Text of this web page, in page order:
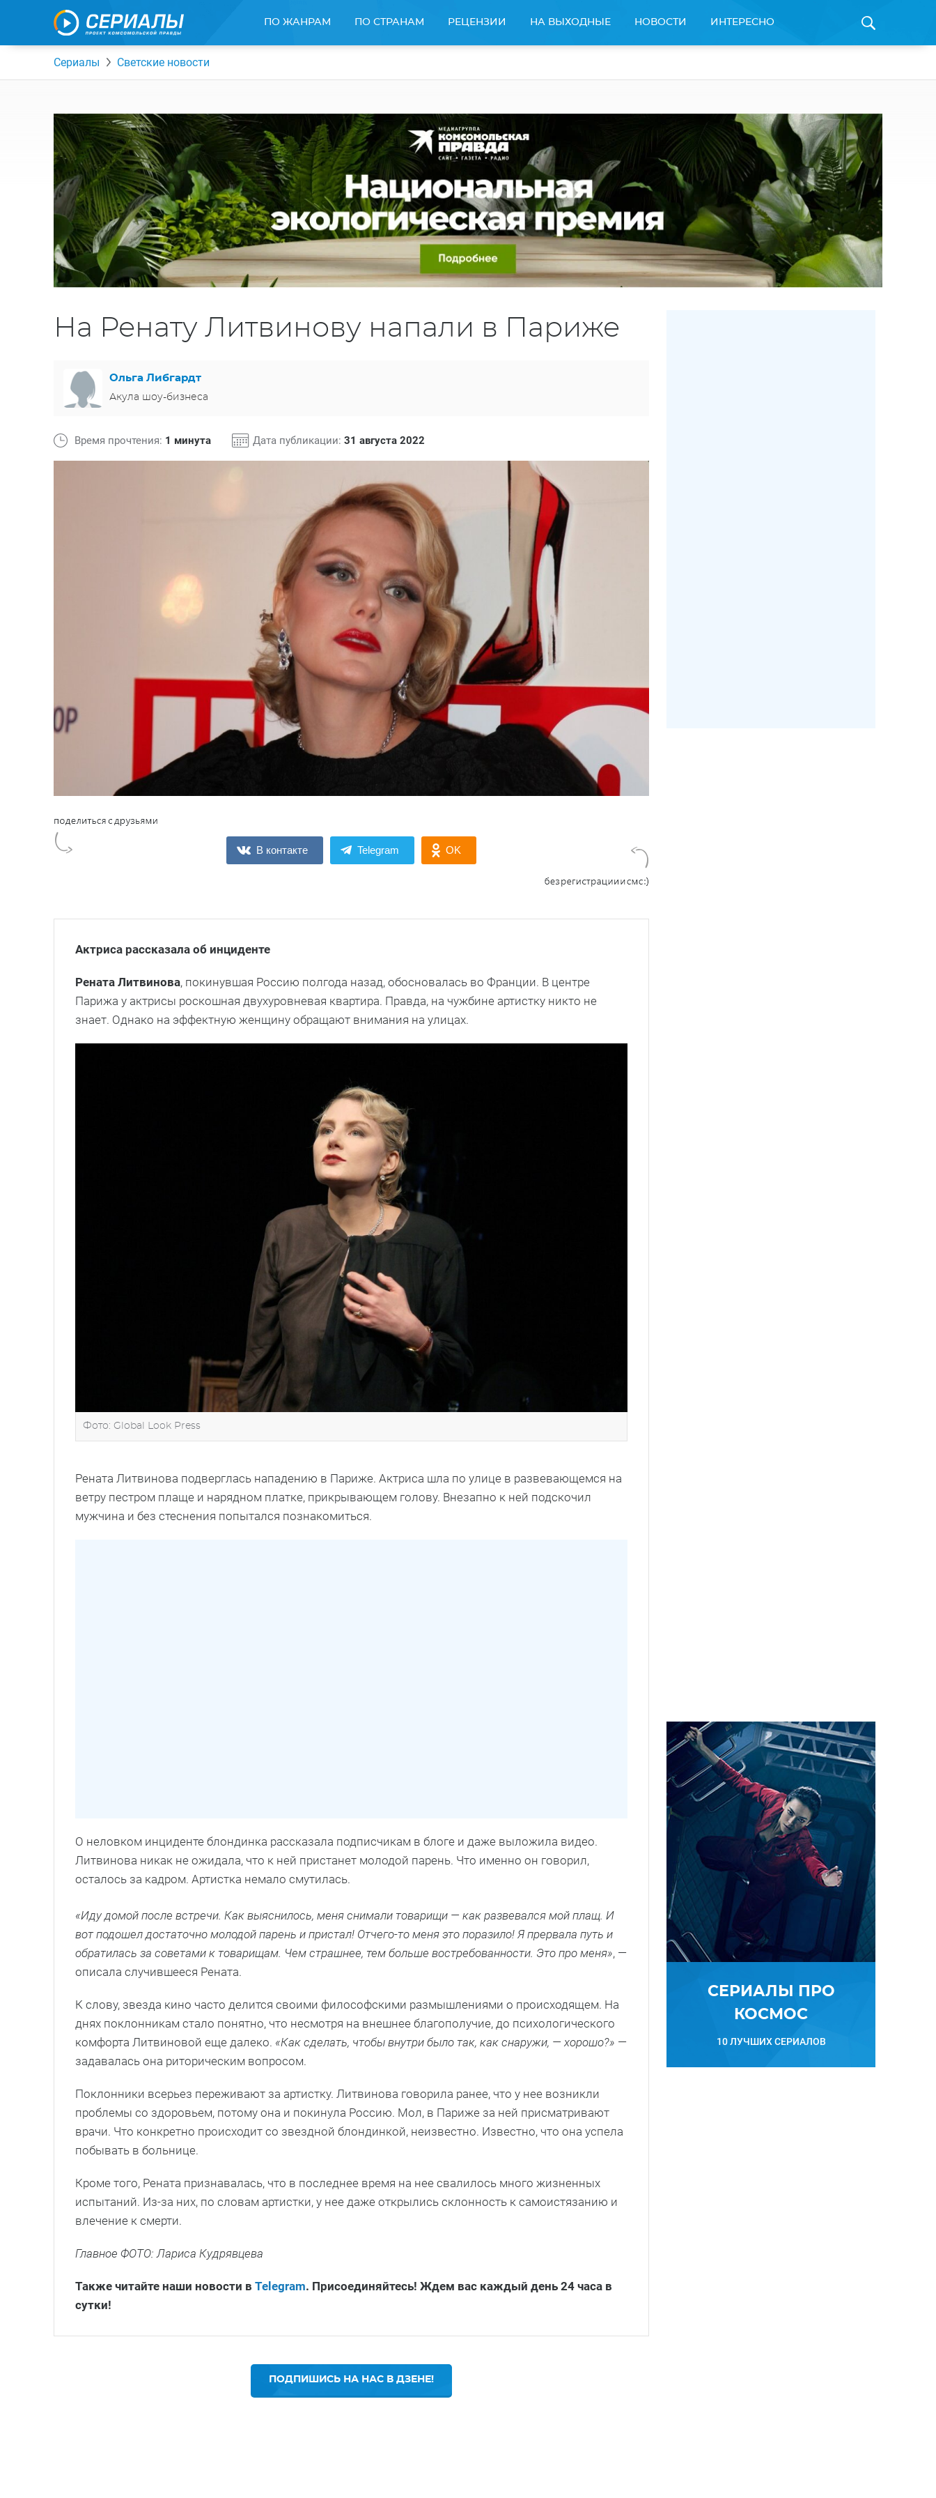
ПО ЖАНРАМ ПО СТРАНАМ РЕЦЕНЗИИ НА ВЫХОДНЫЕ НОВОСТИ ИНТЕРЕСНО
Сериалы Светские новости
На Ренату Литвинову напали в Париже
Ольга Либгардт
Акула шоу-бизнеса
Время прочтения: 1 минута Дата публикации: 31 августа 2022
В контакте Telegram OK
Актриса рассказала об инциденте
Рената Литвинова, покинувшая Россию полгода назад, обосновалась во Франции. В центре
Парижа у актрисы роскошная двухуровневая квартира. Правда, на чужбине артистку никто не
знает. Однако на эффектную женщину обращают внимания на улицах.
Фото: Global Look Press
Рената Литвинова подверглась нападению в Париже. Актриса шла по улице в развевающемся на
ветру пестром плаще и нарядном платке, прикрывающем голову. Внезапно к ней подскочил
мужчина и без стеснения попытался познакомиться.
О неловком инциденте блондинка рассказала подписчикам в блоге и даже выложила видео.
Литвинова никак не ожидала, что к ней пристанет молодой парень. Что именно он говорил,
осталось за кадром. Артистка немало смутилась.
«Иду домой после встречи. Как выяснилось, меня снимали товарищи — как развевался мой плащ. И
вот подошел достаточно молодой парень и пристал! Отчего-то меня это поразило! Я прервала путь и
обратилась за советами к товарищам. Чем страшнее, тем больше востребованности. Это про меня», —
описала случившееся Рената.
К слову, звезда кино часто делится своими философскими размышлениями о происходящем. На
днях поклонникам стало понятно, что несмотря на внешнее благополучие, до психологического
комфорта Литвиновой еще далеко. «Как сделать, чтобы внутри было так, как снаружи, — хорошо?» —
задавалась она риторическим вопросом.
Поклонники всерьез переживают за артистку. Литвинова говорила ранее, что у нее возникли
проблемы со здоровьем, потому она и покинула Россию. Мол, в Париже за ней присматривают
врачи. Что конкретно происходит со звездной блондинкой, неизвестно. Известно, что она успела
побывать в больнице.
Кроме того, Рената признавалась, что в последнее время на нее свалилось много жизненных
испытаний. Из-за них, по словам артистки, у нее даже открылись склонность к самоистязанию и
влечение к смерти.
Главное ФОТО: Лариса Кудрявцева
Также читайте наши новости в Telegram. Присоединяйтесь! Ждем вас каждый день 24 часа в
сутки!
ПОДПИШИСЬ НА НАС В ДЗЕНЕ!
СЕРИАЛЫ ПРО
КОСМОС
10 ЛУЧШИХ СЕРИАЛОВ